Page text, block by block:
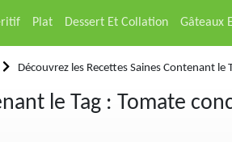
Plat Dessert Et Collation Gâteaux
Découvrez les Recettes Saines Contenant
le Tag : Tomate